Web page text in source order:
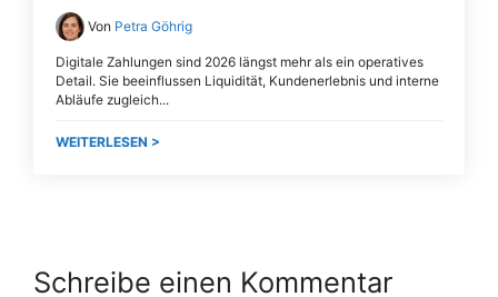
Von Petra Göhrig
Digitale Zahlungen sind 2026 längst mehr als ein operatives
Detail. Sie beeinflussen Liquidität, Kundenerlebnis und interne
Abläufe zugleich.
WEITERLESEN >
Schreibe einen Kommentar